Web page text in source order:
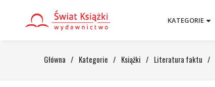
KATEGORIE
Główna / Kategorie / Książki / Literatura faktu /